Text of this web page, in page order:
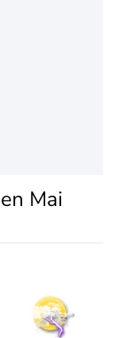
en Mai